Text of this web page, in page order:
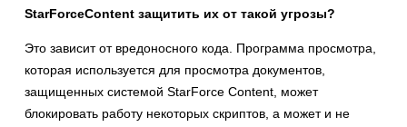
StarForceContent защитить их от такой угрозы?
Это зависит от вредоносного кода. Программа просмотра,
которая используется для просмотра документов,
защищенных системой StarForce Content, может
блокировать работу некоторых скриптов, а может и не